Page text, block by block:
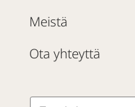
Meistä
Ota yhteyttä